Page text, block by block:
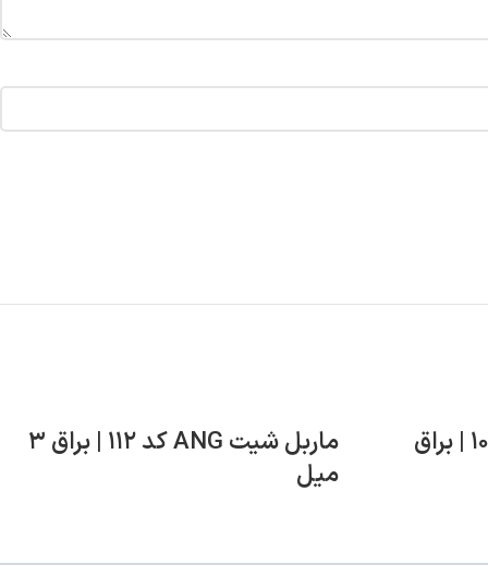
ماربل شیت ANG کد ۱۰۲ | براق
ماربل شیت ANG کد ۱۱۲ | براق ۳
میل